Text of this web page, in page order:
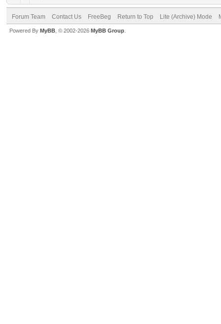
Forum Team Contact Us FreeBeg Return to Top Lite (Archive) Mode
Powered By MyBB , © 2002-2026 MyBB Group